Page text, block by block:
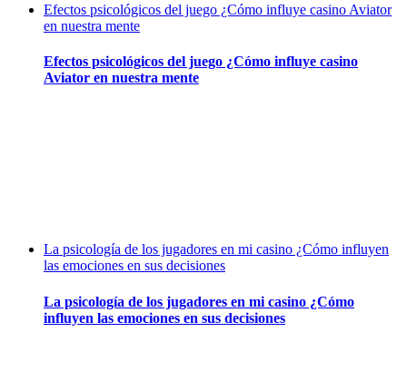
Efectos psicológicos del juego ¿Cómo influye casino Aviator
en nuestra mente
Efectos psicológicos del juego ¿Cómo influye casino
Aviator en nuestra mente
La psicología de los jugadores en mi casino ¿Cómo influyen
las emociones en sus decisiones
La psicología de los jugadores en mi casino ¿Cómo
influyen las emociones en sus decisiones